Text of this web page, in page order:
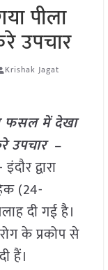
पीला
उपचार
Krishak Jagat
फसल में देखा
उपचार –
द्वारा
(24-
दी गई है।
के प्रकोप से
हैं।